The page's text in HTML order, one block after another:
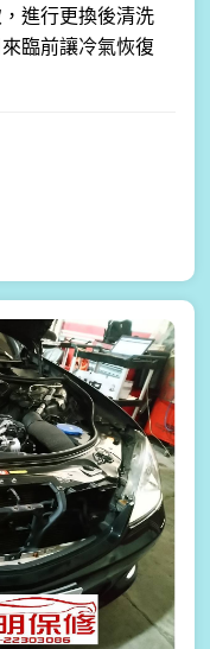
進行更換後清洗
臨前讓冷氣恢復